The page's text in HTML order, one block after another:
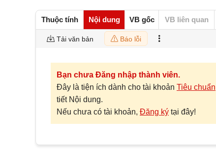
Thuộc tính Nội dung VB gốc VB liên quan
Tải văn bản Báo lỗi
Bạn chưa Đăng nhập thành viên.
Đây là tiện ích dành cho tài khoản Tiêu chuẩn
tiết Nội dung.
Nếu chưa có tài khoản, Đăng ký tại đây!